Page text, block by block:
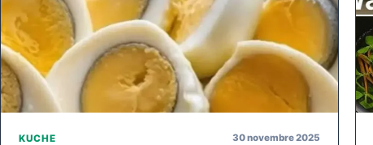
KUCHE 30 novembre 2025